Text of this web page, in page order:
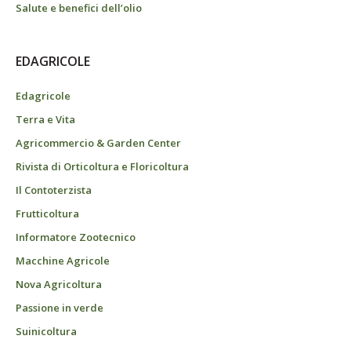
Salute e benefici dell’olio
EDAGRICOLE
Edagricole
Terra e Vita
Agricommercio & Garden Center
Rivista di Orticoltura e Floricoltura
Il Contoterzista
Frutticoltura
Informatore Zootecnico
Macchine Agricole
Nova Agricoltura
Passione in verde
Suinicoltura